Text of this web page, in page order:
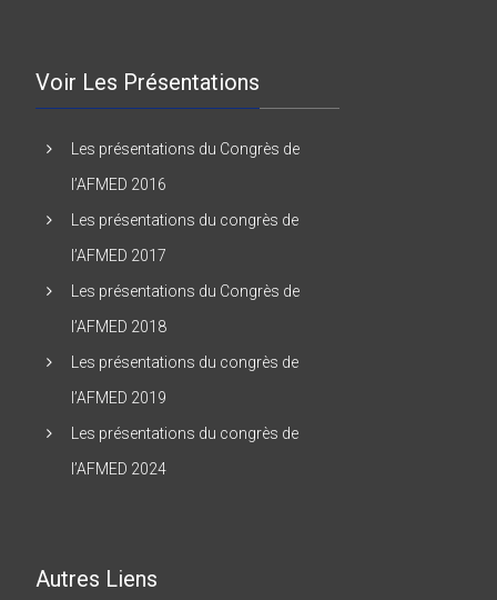
Voir Les Présentations
Les présentations du Congrès de
l’AFMED 2016
Les présentations du congrès de
l’AFMED 2017
Les présentations du Congrès de
l’AFMED 2018
Les présentations du congrès de
l’AFMED 2019
Les présentations du congrès de
l’AFMED 2024
Autres Liens